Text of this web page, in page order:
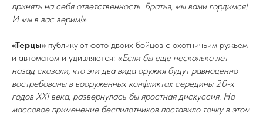
принять на себя ответственность. Братья, мы вами гордимся!
И мы в вас верим!»
«Терцы» публикуют фото двоих бойцов с охотничьим ружьем
и автоматом и удивляются: «Если бы еще несколько лет
назад сказали, что эти два вида оружия будут равноценно
востребованы в вооруженных конфликтах середины 20-х
годов ХХI века, развернулась бы яростная дискуссия. Но
массовое применение беспилотников поставило точку в этом